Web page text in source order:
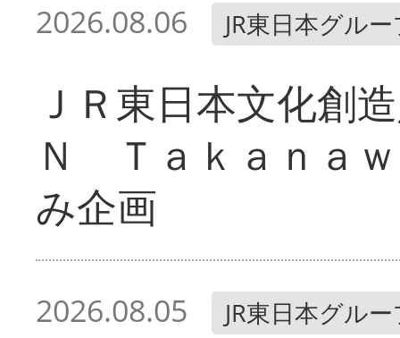
2026.08.06 JR東日本グル
ＪＲ東日本文化創
Ｎ Ｔａｋａｎａ
み企画
2026.08.05 JR東日本グル